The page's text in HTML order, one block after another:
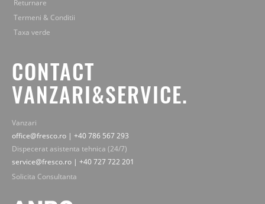
Returnare
Termeni & Conditii
Taxa verde
CONTACT
VANZARI&SERVICE.
Vanzari
office@fresco.ro | +40 786 567 293
Dispecerat asistenta tehnica (24/7)
service@fresco.ro | +40 727 722 201
Solicita Consultanta